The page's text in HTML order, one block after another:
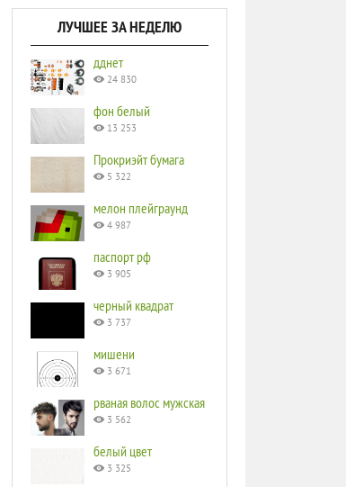
ЛУЧШЕЕ ЗА НЕДЕЛЮ
дднет
24 830
фон белый
13 253
Прокриэйт бумага
5 322
мелон плейграунд
4 987
паспорт рф
3 905
черный квадрат
3 737
мишени
3 671
рваная волос мужская
3 562
белый цвет
3 325